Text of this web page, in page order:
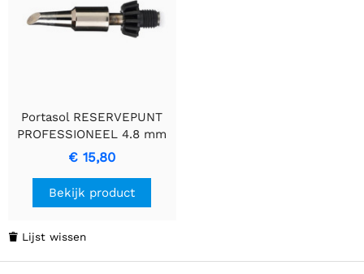
Portasol RESERVEPUNT
PROFESSIONEEL 4.8 mm
- Precisiegereedschap
voor Duurzaamheid
€ 15,80
Bekijk product
 Lijst wissen